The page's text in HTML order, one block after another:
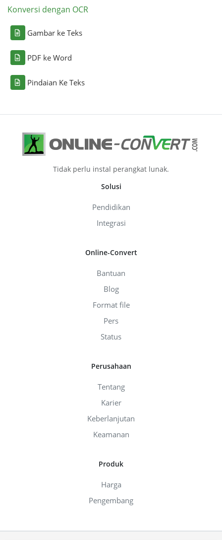
Konversi dengan OCR
Gambar ke Teks
PDF ke Word
Pindaian Ke Teks
Tidak perlu instal perangkat lunak.
Solusi
Pendidikan
Integrasi
Online-Convert
Bantuan
Blog
Format file
Pers
Status
Perusahaan
Tentang
Karier
Keberlanjutan
Keamanan
Produk
Harga
Pengembang